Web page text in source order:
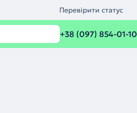
Перевірити статус
+38 (097) 854-01-10